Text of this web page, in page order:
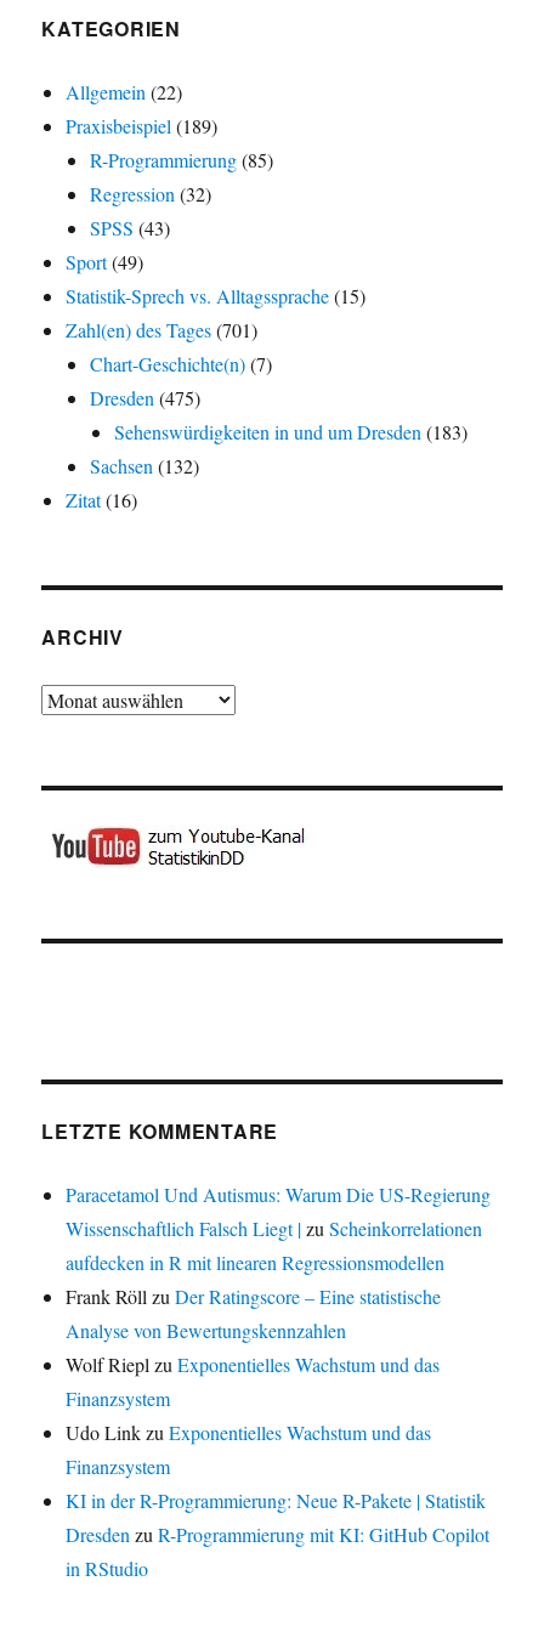
KATEGORIEN
Allgemein(22)
Praxisbeispiel(189)
R-Programmierung(85)
Regression(32)
SPSS (43)
Sport(49)
Statistik-Sprech vs. Alltagssprache(15)
Zahl(en) des Tages(701)
Chart-Geschichte(n)(7)
Dresden(475)
Sehenswürdigkeiten in und um Dresden(183)
Sachsen(132)
Zitat(16)
ARCHIV
Archiv
LETZTE KOMMENTARE
Paracetamol Und Autismus: Warum Die US-Regierung
Wissenschaftlich Falsch Liegt |zuScheinkorrelationen
aufdecken in R mit linearen Regressionsmodellen
Frank RöllzuDer Ratingscore – Eine statistische
Analyse von Bewertungskennzahlen
Wolf RieplzuExponentielles Wachstum und das
Finanzsystem
Udo LinkzuExponentielles Wachstum und das
Finanzsystem
KI in der R-Programmierung: Neue R-Pakete | Statistik
DresdenzuR-Programmierung mit KI: GitHub Copilot
in RStudio